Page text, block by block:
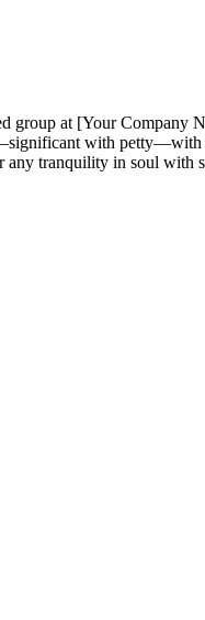
group at [Your Company
with
any tranquility in soul with